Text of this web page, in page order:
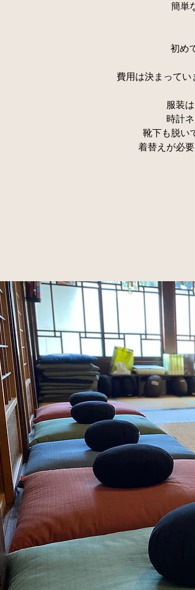
簡単
初め
費用は決まって
服装
時計
靴下も脱い
着替えが必